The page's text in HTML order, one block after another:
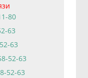
80
63
63
52-63
52-63